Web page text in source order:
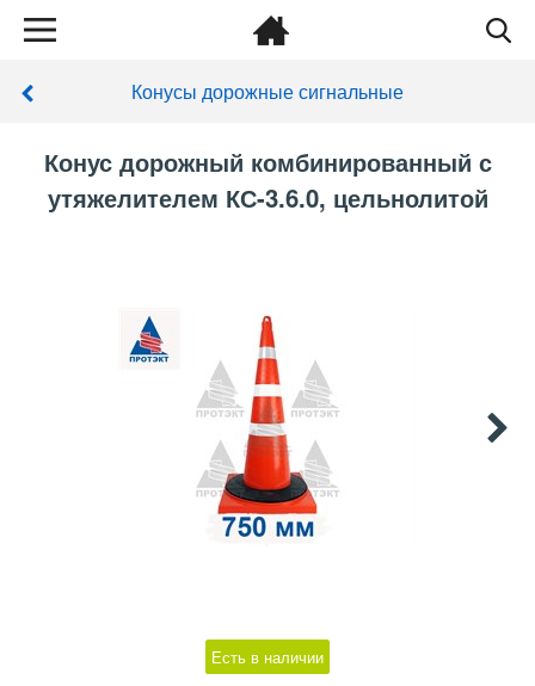
Конусы дорожные сигнальные
Конус дорожный комбинированный с
утяжелителем КС-3.6.0, цельнолитой
Есть в наличии